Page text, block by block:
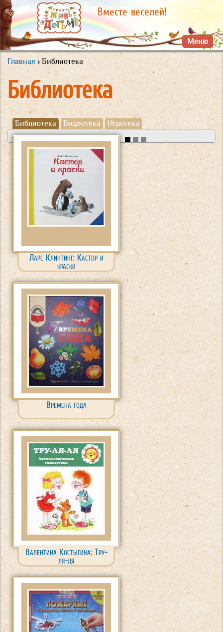
Перейти к
основному
содержанию
Вместе веселей!
Меню
Вы здесь
Главная » Библиотека
Библиотека
Библиотека Видеотека Игротека
Ларс Клинтинг: Кастор и
краски
Времена года
Валентина Костыгина: Тру-
ля-ля